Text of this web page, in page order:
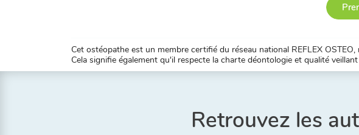
Cet ostéopathe est un membre certifié du réseau national REFLEX
Cela signifie également qu'il respecte la charte déontologie et qualité
Retrouvez les